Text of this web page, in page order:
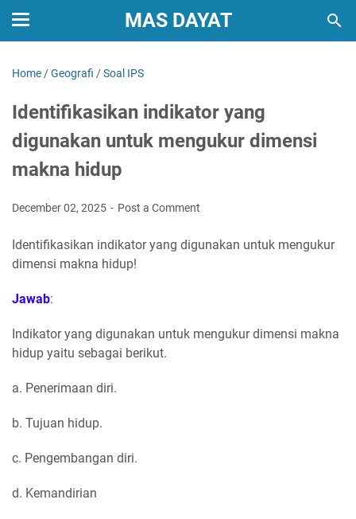
MAS DAYAT
Home /Geografi /Soal IPS
Identifikasikan indikator yang
digunakan untuk mengukur dimensi
makna hidup
December 02, 2025 Post a Comment
Identifikasikan indikator yang digunakan untuk mengukur
dimensi makna hidup!
Jawab:
Indikator yang digunakan untuk mengukur dimensi makna
hidup yaitu sebagai berikut.
a. Penerimaan diri.
b. Tujuan hidup.
c. Pengembangan diri.
d. Kemandirian